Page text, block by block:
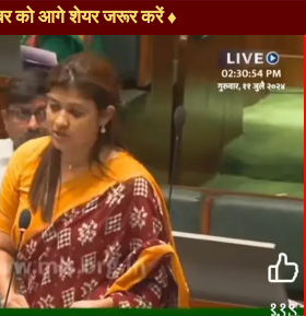
को आगे शेयर जरूर करें ♦